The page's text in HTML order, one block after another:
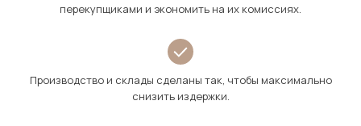
перекупщиками и экономить на их комиссиях.
Производство и склады сделаны так, чтобы максимально
снизить издержки.